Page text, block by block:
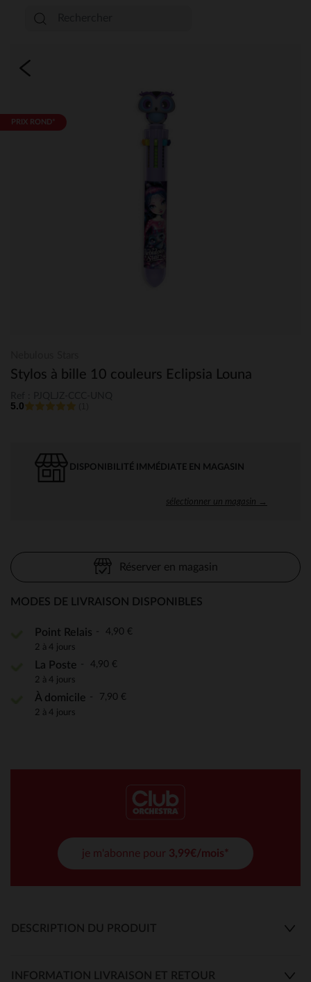
PRIX ROND*
Stylos à bille 10 couleurs Eclipsia Louna
5.0
DISPONIBILITÉ IMMÉDIATE EN MAGASIN
sélectionner un magasin →
Réserver en magasin
MODES DE LIVRAISON DISPONIBLES
Point Relais 4,90 €
2 à 4 jours
La Poste 4,90 €
2 à 4 jours
À domicile 7,90 €
2 à 4 jours
je m'abonne pour 3,99€/mois*
DESCRIPTION DU PRODUIT
INFORMATION LIVRAISON ET RETOUR